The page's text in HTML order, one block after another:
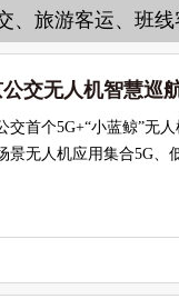
、旅游客运、班线
交无人机智慧巡
交首个5G+“小蓝鲸”无
景无人机应用集合5G、